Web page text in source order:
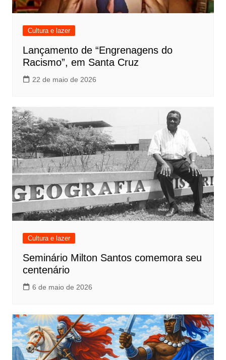
Cultura e lazer
Lançamento de “Engrenagens do
Racismo”, em Santa Cruz
22 de maio de 2026
Cultura e lazer
Seminário Milton Santos comemora seu
centenário
6 de maio de 2026